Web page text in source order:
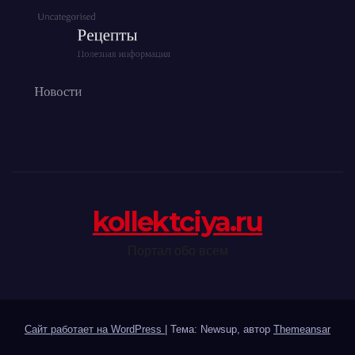
kollektciya.ru
Сайт работает на WordPress Тема: Newsup, автор Themeansar